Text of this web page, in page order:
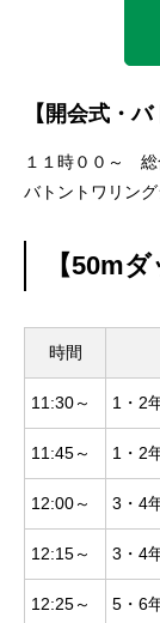
陸
ではな
【開会式・
１１時００～ 総
バトントワリン
【50m
時間
11:30～ 1・2
11:45～ 1・2
12:00～ 3・4
12:15～ 3・4
12:25～ 5・6